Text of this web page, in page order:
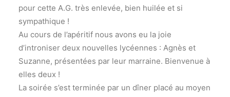
pour cette A.G. très enlevée, bien huilée et si
sympathique !
Au cours de l’apéritif nous avons eu la joie
d’introniser deux nouvelles lycéennes : Agnès et
Suzanne, présentées par leur marraine. Bienvenue à
elles deux !
La soirée s’est terminée par un dîner placé au moyen